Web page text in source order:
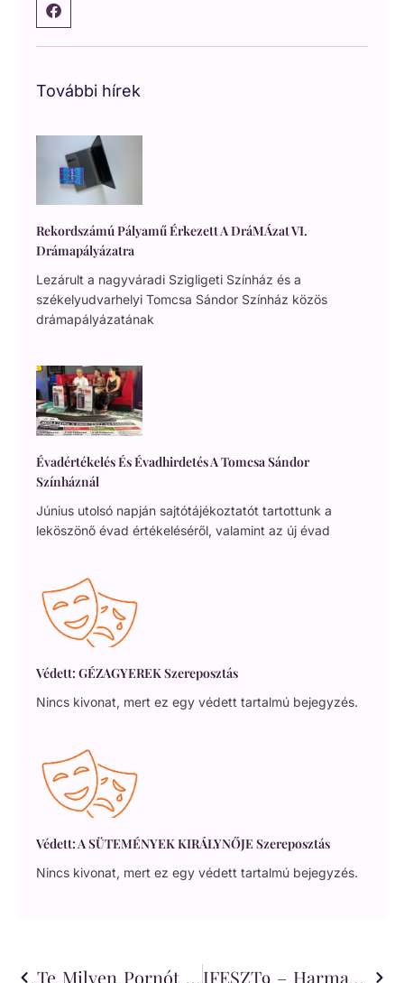
További hírek
Rekordszámú Pályamű Érkezett A DráMÁzat VI.
Drámapályázatra
Lezárult a nagyváradi Szigligeti Színház és a
székelyudvarhelyi Tomcsa Sándor Színház közös
drámapályázatának
Évadértékelés És Évadhirdetés A Tomcsa Sándor
Színháznál
Június utolsó napján sajtótájékoztatót tartottunk a
leköszönő évad értékeléséről, valamint az új évad
Védett: GÉZAGYEREK Szereposztás
Nincs kivonat, mert ez egy védett tartalmú bejegyzés.
Védett: A SÜTEMÉNYEK KIRÁLYNŐJE Szereposztás
Nincs kivonat, mert ez egy védett tartalmú bejegyzés.
„Te Milyen Pornót Nézel?” – IFESZT9, Harmadik Nap IFESZT9 – Harmadik Nap